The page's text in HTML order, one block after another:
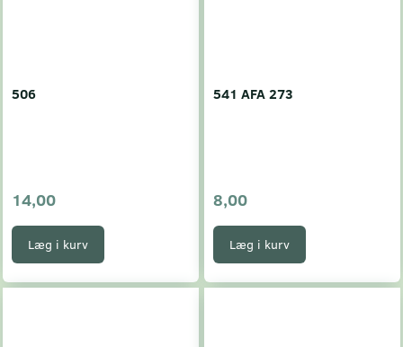
506
14,00
Læg i kurv
541 AFA 273
8,00
Læg i kurv